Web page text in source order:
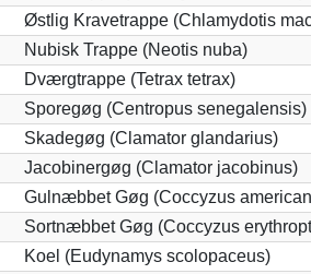
Østlig Kravetrappe (Chlamydotis
Nubisk Trappe (Neotis nuba)
Dværgtrappe (Tetrax tetrax)
Sporegøg (Centropus senegalensis)
Skadegøg (Clamator glandarius)
Jacobinergøg (Clamator jacobinus)
Gulnæbbet Gøg (Coccyzus
Sortnæbbet Gøg (Coccyzus
Koel (Eudynamys scolopaceus)